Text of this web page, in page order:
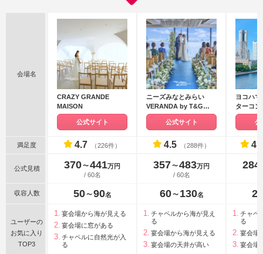
会場名
CRAZY GRANDE
MAISON
公式サイト
ニーズみなとみらい
VERANDA by T&G
WEDDING(旧 ベイサイ
ド迎賓館ベランダ)
公式サイト
ヨコハ
ターコ
テル
公
満足度 4.7 （226件） 4.5 （288件）
公式見積 370〜441万円
/ 60名
357〜483万円
/ 60名
284
収容人数 50 〜 90名 60 〜 130名 2
ユーザーの
お気に入り
TOP3
宴会場から海が見える
宴会場に窓がある
チャペルに自然光が入
る
チャペルから海が見え
る
宴会場から海が見える
宴会場の天井が高い
チャペ
る
宴会場
宴会場